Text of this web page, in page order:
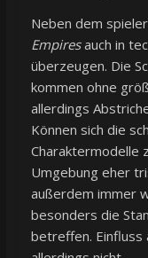
Neben dem
Empiresauch in
überzeugen. Die
kommen ohne
allerdings
Können sich die
Charaktermodelle
Umgebung eher
außerdem immer
besonders die
betreffen. Einfluss